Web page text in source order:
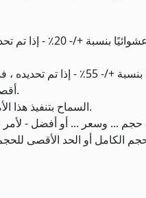
أقصى (التقريب إلى أقرب 100) في كلا الاتجاهين لجعل الترتيب أقل وضوحًا في سوق.
18. السماح بتنفيذ هذا الأمر خارج جلسة التبادل - إذا تم تحديده ، يمكن تنفيذ الأمر خارج ساعات التداول.
الكامل أو الحد الأقصى